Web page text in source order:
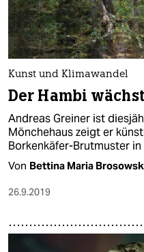
Kunst und Klimawandel
Der Hambi
Andreas Greiner ist
Mönchehaus zeigt er
Borkenkäfer-Brutmuster in
Von Bettina Maria
26.9.2019